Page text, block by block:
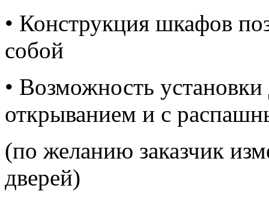
• Конструкция шкафов
собой
• Возможность
открыванием и с
(по желанию заказчик
дверей)